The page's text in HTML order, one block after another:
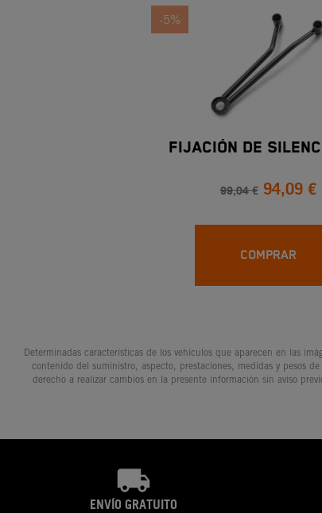
-5%
FIJACIÓN DE
99,04 € 94,09 €
COMPRAR
Determinadas características de los vehículos que aparecen en las
contenido del suministro, aspecto, prestaciones, medidas y pesos
derecho a realizar cambios en la presente información sin aviso
ENVÍO GRATUITO